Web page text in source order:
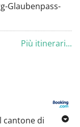
Glaubenpass-
Più itinerari...
cantone di